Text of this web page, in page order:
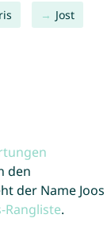
Jost
den
der Name Joos
.